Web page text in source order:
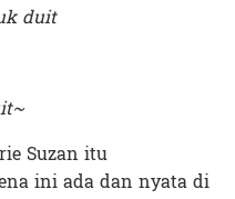
duit
Suzan itu
ini ada dan nyata di